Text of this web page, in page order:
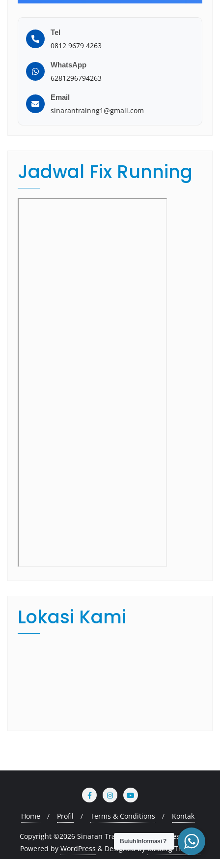
Tel
0812 9679 4263
WhatsApp
6281296794263
Email
sinarantrainng1@gmail.com
Jadwal Fix Running
Lokasi Kami
Home Profil Terms & Conditions Kontak
Copyright ©2026 Sinaran Training . All rights reserved.
Powered by WordPress & Designed byBizberg Themes
Butuh Informasi ?